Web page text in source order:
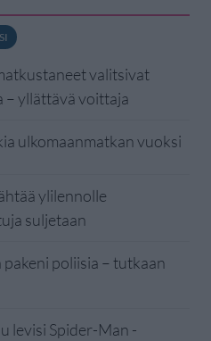
valitsivat
– yllättävä voittaja
ulkomaanmatkan vuoksi
ylilennolle
suljetaan
poliisia – tutkaan
levisi Spider-Man -